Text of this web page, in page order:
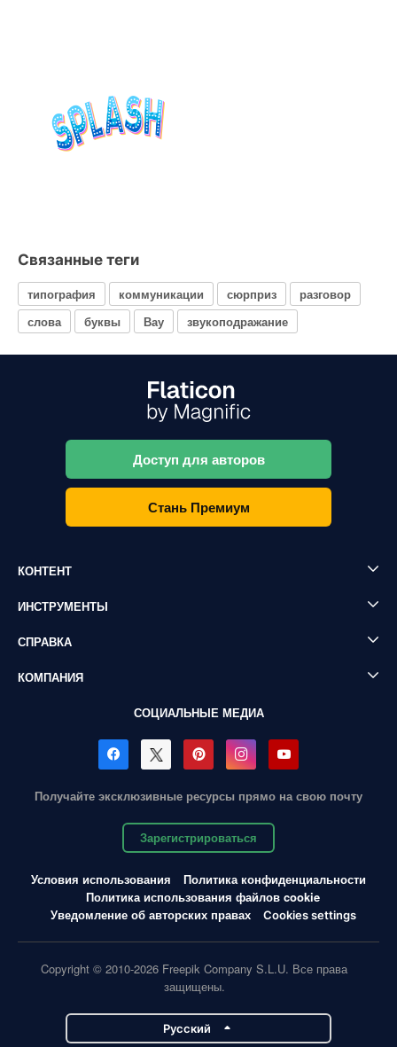
Связанные теги
типография коммуникации сюрприз
разговор
слова
буквы Вау звукоподражание
Доступ для авторов
Стань Премиум
КОНТЕНТ
ИНСТРУМЕНТЫ
СПРАВКА
КОМПАНИЯ
СОЦИАЛЬНЫЕ МЕДИА
Получайте эксклюзивные ресурсы прямо на свою почту
Зарегистрироваться
Условия использования
Политика конфиденциальности
Политика использования файлов cookie
Уведомление об авторских правах
Cookies settings
Copyright © 2010-2026 Freepik Company S.L.U. Все права
защищены.
Pусский